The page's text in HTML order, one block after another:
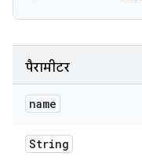
पैरामीटर
name
String